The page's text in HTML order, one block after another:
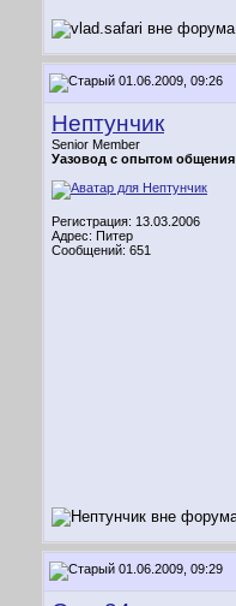
01.06.2009, 09:26
Нептунчик
Senior Member
Уазовод с опытом общения
Регистрация: 13.03.2006
Адрес: Питер
Сообщений: 651
01.06.2009, 09:29